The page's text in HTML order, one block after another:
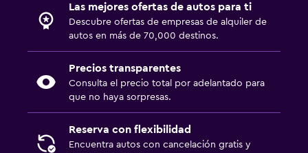
Las mejores ofertas de autos para ti
Descubre ofertas de empresas de alquiler de
autos en más de 70,000 destinos.
Precios transparentes
Consulta el precio total por adelantado para
que no haya sorpresas.
Reserva con flexibilidad
Encuentra autos con cancelación gratis y